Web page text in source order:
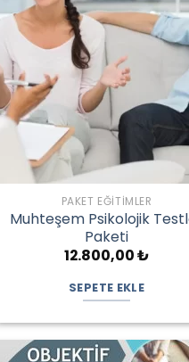
PAKET EĞITIMLER
Muhteşem Psikolojik
Paketi
12.800,00₺
SEPETE EKLE